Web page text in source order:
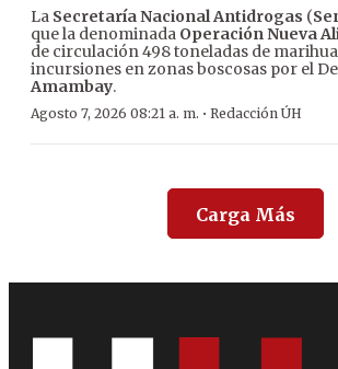
La Secretaría Nacional Antidrogas (
que la denominada Operación Nueva
de circulación 498 toneladas de
incursiones en zonas boscosas por el
Amambay.
Agosto 7, 2026 08:21 a. m. · Redacción ÚH
Carga Más